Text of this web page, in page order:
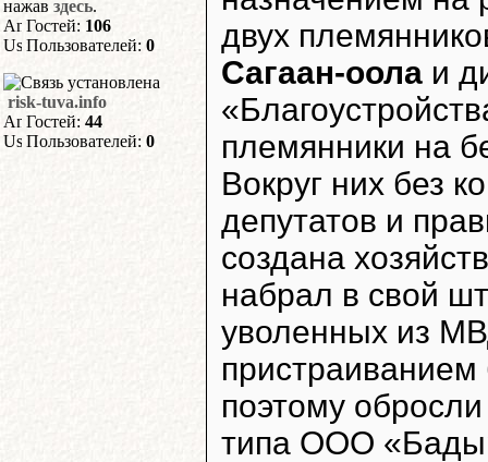
нажав здесь.
Гостей: 106
Пользователей: 0
risk-tuva.info
Гостей: 44
Пользователей: 0
двух
Сагаан-оола и
племянники на
Вокруг них без
депутатов и
создана
набрал в свой
уволенных из
пристраиванием
поэтому
типа ООО